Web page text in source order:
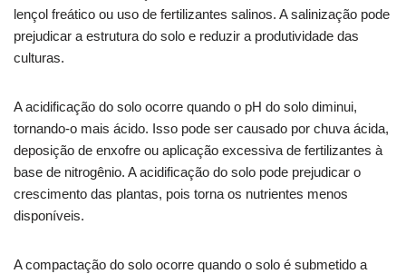
lençol freático ou uso de fertilizantes salinos. A salinização pode
prejudicar a estrutura do solo e reduzir a produtividade das
culturas.
A acidificação do solo ocorre quando o pH do solo diminui,
tornando-o mais ácido. Isso pode ser causado por chuva ácida,
deposição de enxofre ou aplicação excessiva de fertilizantes à
base de nitrogênio. A acidificação do solo pode prejudicar o
crescimento das plantas, pois torna os nutrientes menos
disponíveis.
A compactação do solo ocorre quando o solo é submetido a